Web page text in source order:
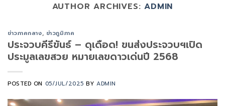
AUTHOR ARCHIVES:ADMIN
ข่าวภาคกลาง, ข่าวภูมิภาค
ประจวบคีรีขันธ์ – ดุเดือด! ขนส่งประจวบฯเปิด
ประมูลเลขสวย หมายเลขดาวเด่นปี 2568
POSTED ON 05/JUL/2025 BYADMIN